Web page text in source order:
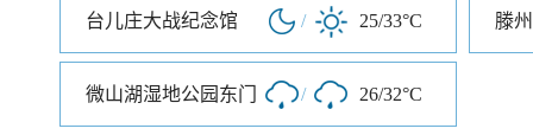
台儿庄大战纪念馆 / 25/33°C 滕
微山湖湿地公园东门 / 26/32°C